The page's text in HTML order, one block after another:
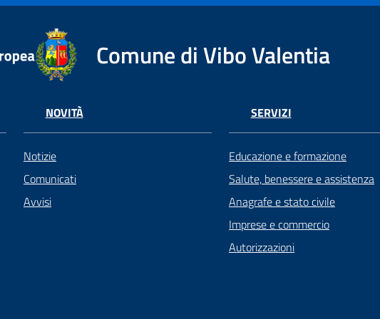
Comune di Vibo Valentia
NOVITÀ
Notizie
Comunicati
Avvisi
SERVIZI
Educazione e formazione
Salute, benessere e assistenza
Anagrafe e stato civile
Imprese e commercio
Autorizzazioni